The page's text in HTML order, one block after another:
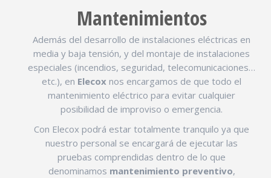
Mantenimientos
Además del desarrollo de instalaciones eléctricas en
media y baja tensión, y del montaje de instalaciones
especiales (incendios, seguridad, telecomunicaciones…
etc.), en Elecox nos encargamos de que todo el
mantenimiento eléctrico para evitar cualquier
posibilidad de improviso o emergencia.
Con Elecox podrá estar totalmente tranquilo ya que
nuestro personal se encargará de ejecutar las
pruebas comprendidas dentro de lo que
denominamos mantenimiento preventivo,